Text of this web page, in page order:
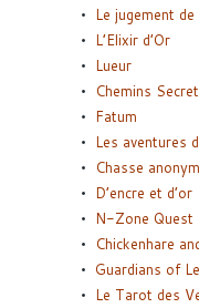
Le jugement
L’Elixir d’Or
Lueur
Chemins
Fatum
Les aventures
Chasse
D’encre et d’or
N-Zone Quest
Chickenhare
Guardians of
Le Tarot des